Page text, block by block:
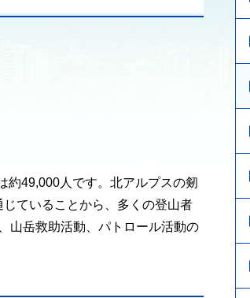
約49,000人です。北アルプスの剱
ていることから、多くの登山者
山岳救助活動、パトロール活動の